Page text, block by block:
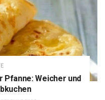
Weicher und